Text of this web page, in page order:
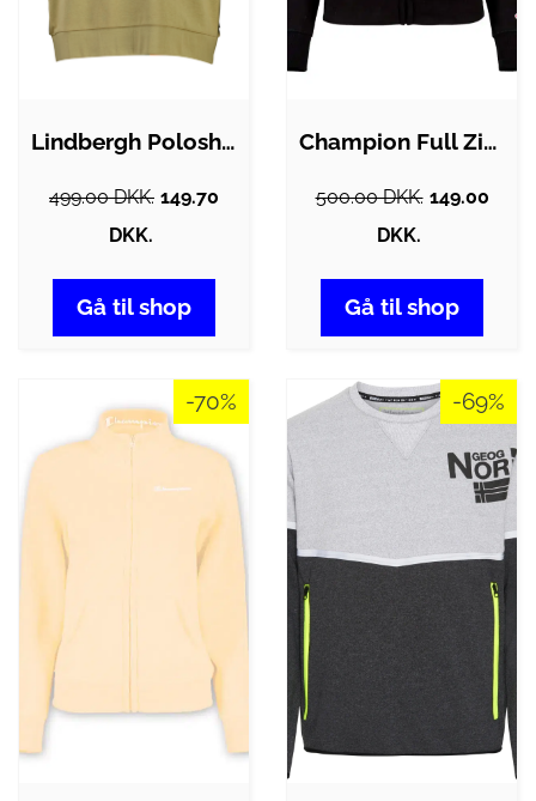
Lindbergh Poloshirt
499.00 DKK. 149.70
DKK.
Gå til shop
Champion Full Zip Sweatshirt Dame
500.00 DKK. 149.00
DKK.
Gå til shop
-70% -69%